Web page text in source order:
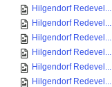
Hilgendorf Redevel...
Hilgendorf Redevel...
Hilgendorf Redevel...
Hilgendorf Redevel...
Hilgendorf Redevel...
Hilgendorf Redevel...